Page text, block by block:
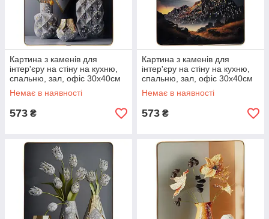
Картина з каменів для
інтер'єру на стіну на кухню,
спальню, зал, офіс 30х40см
«Квіти у вазі №-1»
Немає в наявності
573 ₴
Картина з каменів для
інтер'єру на стіну на кухню,
спальню, зал, офіс 30х40см
«Місячний пейзаж №-1»
Немає в наявності
573 ₴